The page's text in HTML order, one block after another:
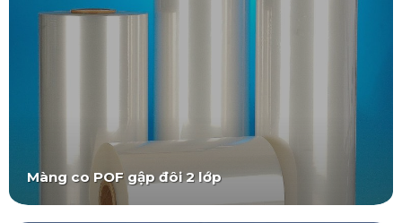
Màng co POF gập đôi 2 lớp